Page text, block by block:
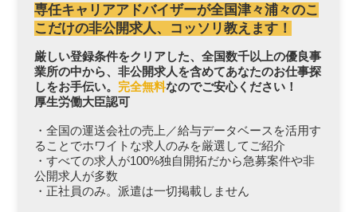
専任キャリアアドバイザーが全国津々浦々のこ
こだけの非公開求人、コッソリ教えます！
厳しい登録条件をクリアした、全国数千以上の優良事
業所の中から、非公開求人を含めてあなたのお仕事探
しをお手伝い。 完全無料なのでご安心ください！
厚生労働大臣認可
・全国の運送会社の売上／給与データベースを活用す
ることでホワイトな求人のみを厳選してご紹介
・すべての求人が100%独自開拓だから急募案件や非
公開求人が多数
・正社員のみ。派遣は一切掲載しません